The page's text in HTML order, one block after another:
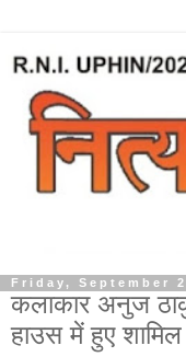
Friday, September
कलाकार अनुज
हाउस में हुए शामिल